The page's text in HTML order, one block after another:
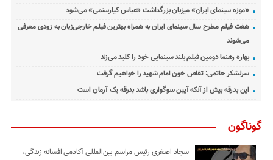
«موزه سینمای ایران» میزبان بزرگداشت «عباس کیارستمی» می‌شود
هفت فیلم مطرح سال سینمای ایران به همراه بهترین فیلم خارجی‌زبان به زودی معرفی
می‌شوند
بهاره رهنما دومین فیلم بلند سینمایی خود را کلید می‌زند
سرلشکر حاتمی: تقاص خون امام شهید را خواهیم گرفت
این بدرقه بیش از آنکه آیین سوگواری باشد بدرقه یک آرمان است
گوناگون
سجاد اصغری رئیس مراسم بین‌المللی آکادمی افسانه زندگی،